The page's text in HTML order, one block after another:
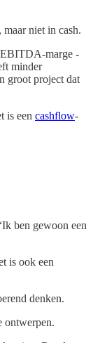
niet in cash.
EBITDA-marge -
minder
groot project dat
is een cashflow-
ben gewoon een
is ook een
denken.
ontwerpen.